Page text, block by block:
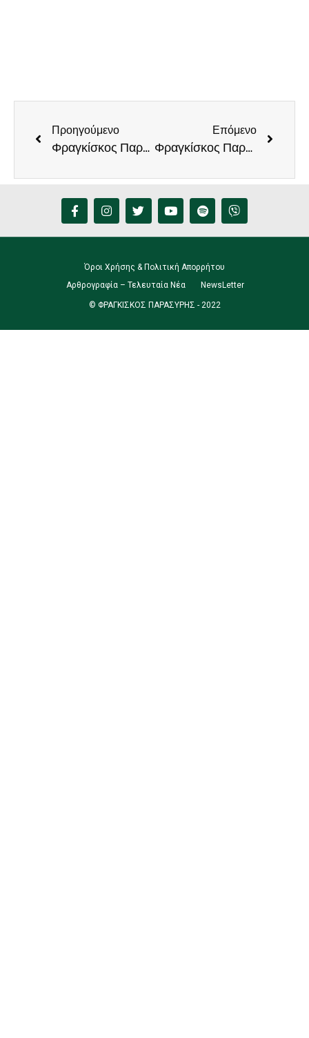
Προηγούμενο
Φραγκίσκος Παρασύρης: «επιλέγετε να διαλύετε τον εργασιακό βίο εκατομμυρίων Ελλήνων εργαζόμενων στο όνομα μιας ανέξοδης και στείρας ιδεοληψίας»
Επόμενο
Φραγκίσκος Παρασύρης: Δυστυχώς, το Αρκαλοχώρι δείχνει το δρόμο και για τη Θεσσαλία
Όροι Χρήσης & Πολιτική Απορρήτου
Αρθρογραφία – Τελευταία Νέα
NewsLetter
© ΦΡΑΓΚΙΣΚΟΣ ΠΑΡΑΣΥΡΗΣ - 2022